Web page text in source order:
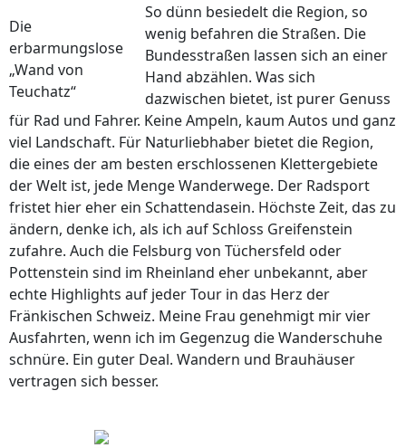
Die
erbarmungslose
„Wand von
Teuchatz“
So dünn besiedelt die Region, so
wenig befahren die Straßen. Die
Bundesstraßen lassen sich an einer
Hand abzählen. Was sich
dazwischen bietet, ist purer Genuss
für Rad und Fahrer. Keine Ampeln, kaum Autos und ganz
viel Landschaft. Für Naturliebhaber bietet die Region,
die eines der am besten erschlossenen Klettergebiete
der Welt ist, jede Menge Wanderwege. Der Radsport
fristet hier eher ein Schattendasein. Höchste Zeit, das zu
ändern, denke ich, als ich auf Schloss Greifenstein
zufahre. Auch die Felsburg von Tüchersfeld oder
Pottenstein sind im Rheinland eher unbekannt, aber
echte Highlights auf jeder Tour in das Herz der
Fränkischen Schweiz. Meine Frau genehmigt mir vier
Ausfahrten, wenn ich im Gegenzug die Wanderschuhe
schnüre. Ein guter Deal. Wandern und Brauhäuser
vertragen sich besser.